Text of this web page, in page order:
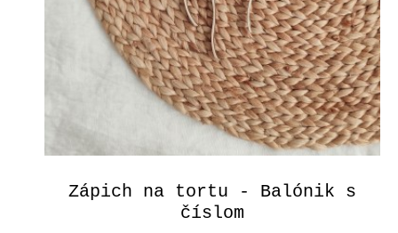
Zápich na tortu - Balónik s
číslom